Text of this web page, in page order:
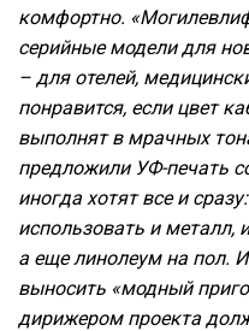
комфортно.
серийные модели для
– для отелей,
понравится, если цвет
выполнят в мрачных
предложили УФ-печать
иногда хотят все и
использовать и металл,
а еще линолеум на пол.
выносить «модный
дирижером проекта